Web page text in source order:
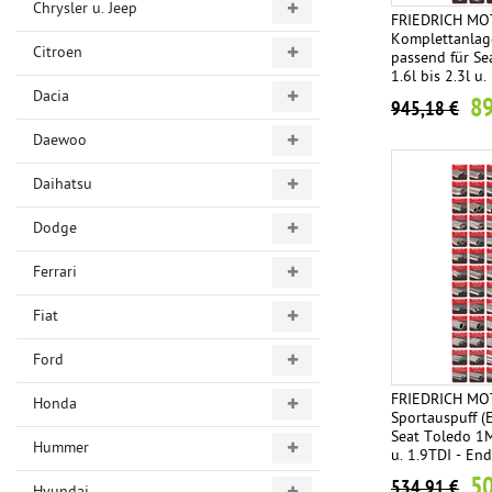
Chrysler u. Jeep
Citroen
Dacia
Daewoo
Daihatsu
Dodge
Ferrari
Fiat
Ford
Honda
Hummer
FRIEDRICH
passend für
1.6l bis 2.3l u.
945,18 €
FRIEDRICH
Sportauspuff
Seat Toledo
u. 1.9TDI -
wählbar